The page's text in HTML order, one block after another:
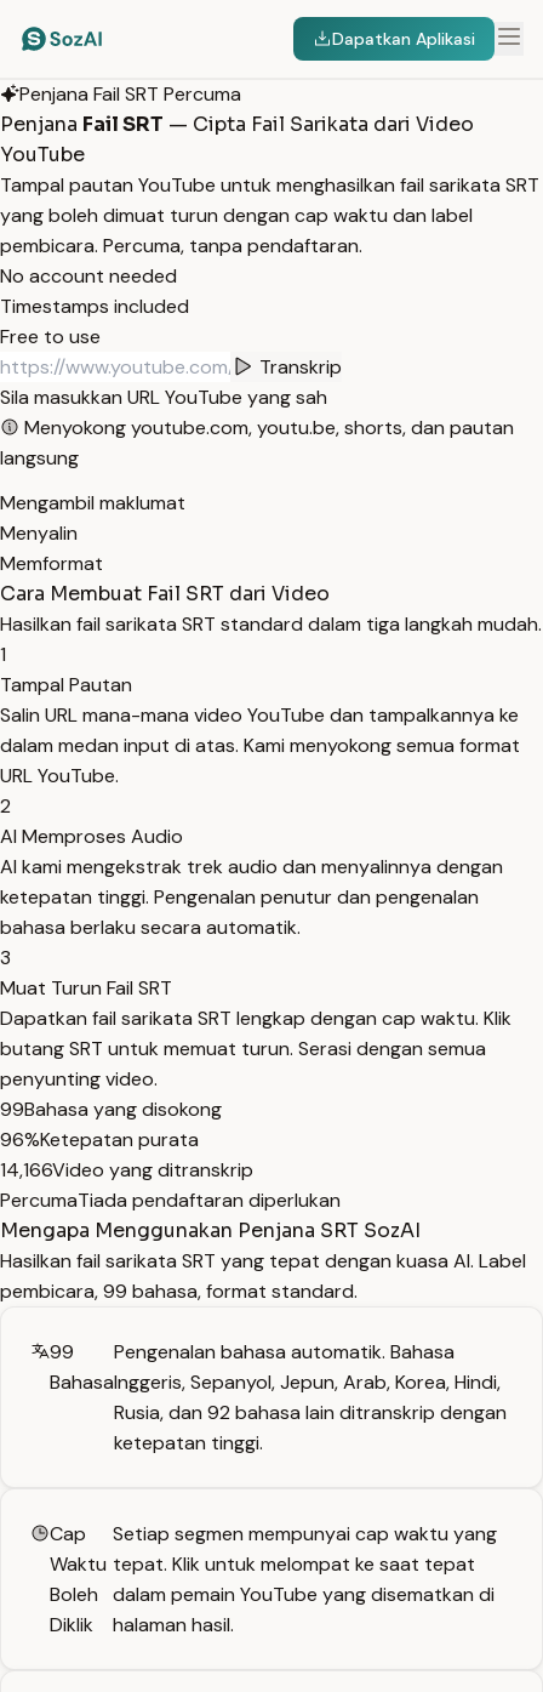
Dapatkan Aplikasi
Penjana Fail SRT Percuma
Penjana Fail SRT — Cipta Fail Sarikata dari Video
YouTube
Tampal pautan YouTube untuk menghasilkan fail sarikata SRT
yang boleh dimuat turun dengan cap waktu dan label
pembicara. Percuma, tanpa pendaftaran.
No account needed
Timestamps included
Free to use
Transkrip
Sila masukkan URL YouTube yang sah
Menyokong youtube.com, youtu.be, shorts, dan pautan
langsung
Mengambil maklumat
Menyalin
Memformat
Cara Membuat Fail SRT dari Video
Hasilkan fail sarikata SRT standard dalam tiga langkah mudah.
1
Tampal Pautan
Salin URL mana-mana video YouTube dan tampalkannya ke
dalam medan input di atas. Kami menyokong semua format
URL YouTube.
2
AI Memproses Audio
AI kami mengekstrak trek audio dan menyalinnya dengan
ketepatan tinggi. Pengenalan penutur dan pengenalan
bahasa berlaku secara automatik.
3
Muat Turun Fail SRT
Dapatkan fail sarikata SRT lengkap dengan cap waktu. Klik
butang SRT untuk memuat turun. Serasi dengan semua
penyunting video.
99Bahasa yang disokong
96%Ketepatan purata
14,166Video yang ditranskrip
PercumaTiada pendaftaran diperlukan
Mengapa Menggunakan Penjana SRT SozAI
Hasilkan fail sarikata SRT yang tepat dengan kuasa AI. Label
pembicara, 99 bahasa, format standard.
99
Bahasa
Pengenalan bahasa automatik. Bahasa
Inggeris, Sepanyol, Jepun, Arab, Korea, Hindi,
Rusia, dan 92 bahasa lain ditranskrip dengan
ketepatan tinggi.
Cap
Waktu
Boleh
Diklik
Setiap segmen mempunyai cap waktu yang
tepat. Klik untuk melompat ke saat tepat
dalam pemain YouTube yang disematkan di
halaman hasil.